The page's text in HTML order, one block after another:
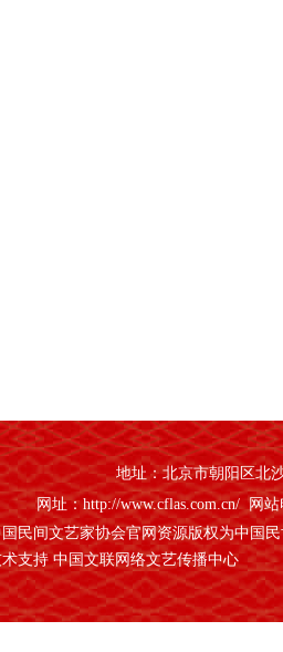
地址：北京市朝阳区北
网址：http://www.cflas.com.cn/网站
民间文艺家协会官网资源版权为中国
支持 中国文联网络文艺传播中心